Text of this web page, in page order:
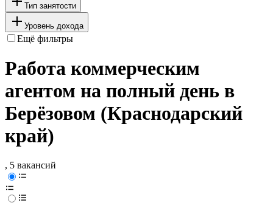
Тип занятости
Уровень дохода
Ещё фильтры
Работа коммерческим
агентом на полный день в
Берёзовом (Краснодарский
край)
, 5 вакансий